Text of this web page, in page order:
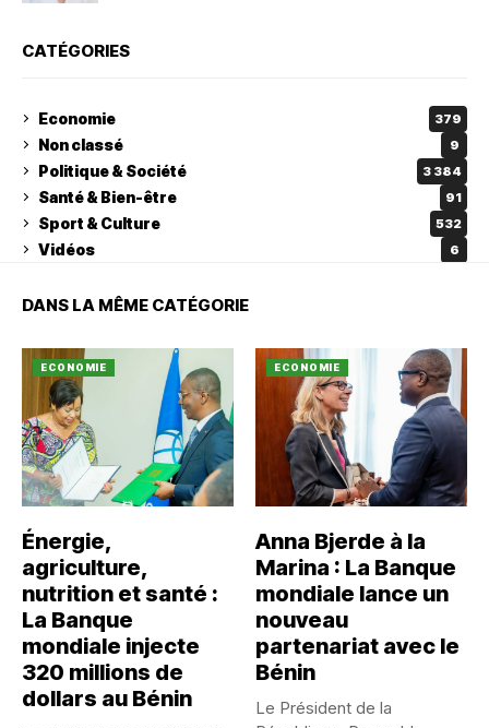
CATÉGORIES
Economie 379
Non classé 9
Politique & Société 3 384
Santé & Bien-être 91
Sport & Culture 532
Vidéos 6
DANS LA MÊME CATÉGORIE
ECONOMIE
Énergie,
agriculture,
nutrition et santé :
La Banque
mondiale injecte
320 millions de
dollars au Bénin
ECONOMIE
Anna Bjerde à la
Marina : La Banque
mondiale lance un
nouveau
partenariat avec le
Bénin
Le Président de la